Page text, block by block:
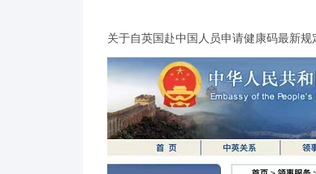
关于自英国赴中国人员申请健康码最新规